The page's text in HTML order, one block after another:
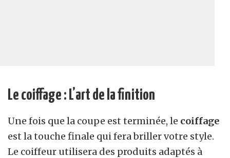
Le coiffage : L’art de la finition
Une fois que la coupe est terminée, le coiffage
est la touche finale qui fera briller votre style.
Le coiffeur utilisera des produits adaptés à